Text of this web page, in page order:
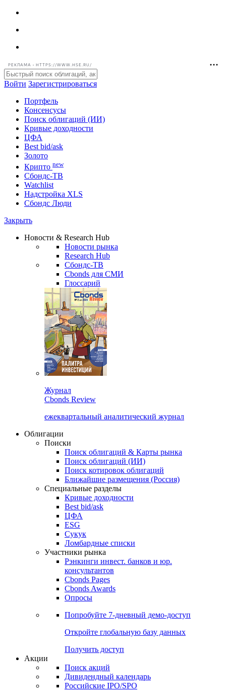
РЕКЛАМА • HTTPS://WWW.HSE.RU/
Войти Зарегистрироваться
Портфель
Консенсусы
Поиск облигаций (ИИ)
Кривые доходности
ЦФА
Best bid/ask
Золото
Крипто new
Watchlist
Сбондс Люди
Новости & Research Hub
Новости рынка
Research Hub
Сбондс-ТВ
Cbonds для СМИ
Глоссарий
Cbonds Review
ежеквартальный аналитический журнал
Облигации
Поиски
Поиск облигаций & Карты рынка
Поиск облигаций (ИИ)
Поиск котировок облигаций
Ближайшие размещения (Россия)
Специальные разделы
Кривые доходности
Best bid/ask
ЦФА
ESG
Сукук
Ломбардные списки
Участники рынка
Рэнкинги инвест. банков и юр.
Cbonds Pages
Опросы
Попробуйте7-дневный
Откройте глобальную базу данных
Получить доступ